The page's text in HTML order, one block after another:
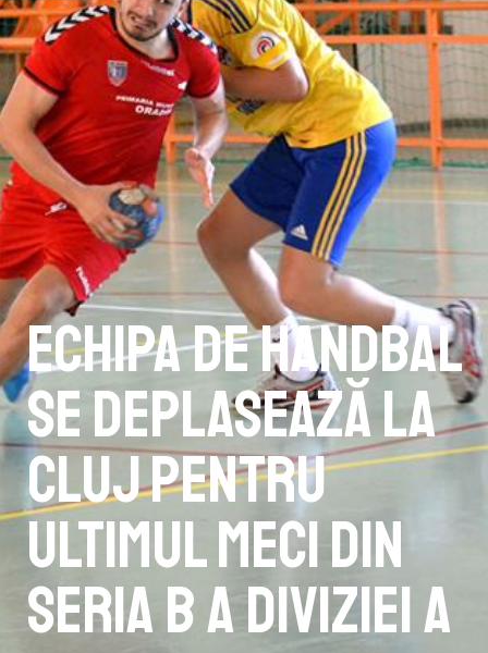
Echipa de handbal
se deplasează la
Cluj pentru
ultimul meci din
Seria B a Diviziei A